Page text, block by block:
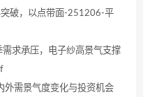
破，以点带面-251206-平
求承压，电子纱高景气支撑
外需景气度变化与投资机会